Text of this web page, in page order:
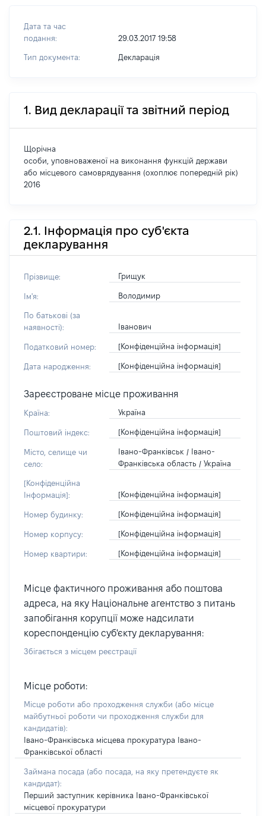
Дата та час
подання:
29.03.2017 19:58
Тип документа: Декларація
1. Вид декларації та звітний період
Щорічна
особи, уповноваженої на виконання функцій держави
або місцевого самоврядування (охоплює попередній рік)
2016
2.1. Інформація про суб'єкта
декларування
Прізвище: Грищук
Ім'я: Володимир
По батькові (за
наявності):
Іванович
Податковий номер: [Конфіденційна інформація]
Дата народження: [Конфіденційна інформація]
Зареєстроване місце проживання
Країна: Україна
Поштовий індекс: [Конфіденційна інформація]
Місто, селище чи
село:
Івано-Франківськ / Івано-
Франківська область / Україна
[Конфіденційна
Інформація]:
[Конфіденційна інформація]
Номер будинку: [Конфіденційна інформація]
Номер корпусу: [Конфіденційна інформація]
Номер квартири: [Конфіденційна інформація]
Місце фактичного проживання або поштова
адреса, на яку Національне агентство з питань
запобігання корупції може надсилати
кореспонденцію суб'єкту декларування:
Збігається з місцем реєстрації
Місце роботи:
Місце роботи або проходження служби (або місце
майбутньої роботи чи проходження служби для
кандидатів):
Івано-Франківська місцева прокуратура Івано-
Франківської області
Займана посада (або посада, на яку претендуєте як
кандидат):
Перший заступник керівника Івано-Франківської
місцевої прокуратури